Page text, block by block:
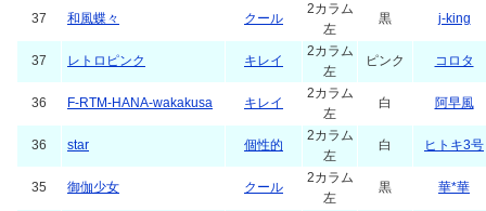
37 和風蝶々 クール
2カラム
左
黒 j-king
37 レトロピンク キレイ
2カラム
左
ピンク コロタ
36 F-RTM-HANA-wakakusa キレイ
2カラム
左
白 阿早風
36 star 個性的
2カラム
左
白 ヒトキ3号
35 御伽少女 クール
2カラム
左
黒 華*華